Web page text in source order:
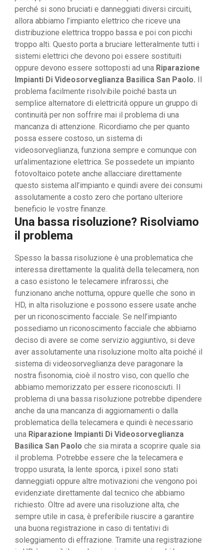
perché si sono bruciati e danneggiati diversi circuiti,
allora abbiamo l’impianto elettrico che riceve una
distribuzione elettrica troppo bassa e poi con picchi
troppo alti. Questo porta a bruciare letteralmente tutti i
sistemi elettrici che devono poi essere sostituiti
oppure devono essere sottoposti ad una Riparazione
Impianti Di Videosorveglianza Basilica San Paolo.
problema facilmente risolvibile poiché basta un
semplice alternatore di elettricità oppure un gruppo di
continuità per non soffrire mai il problema di una
mancanza di attenzione. Ricordiamo che per quanto
possa essere costoso, un sistema di
videosorveglianza, funziona sempre e comunque con
un’alimentazione elettrica. Se possedete un impianto
fotovoltaico potete anche allacciare direttamente
questo sistema all’impianto e quindi avere dei consumi
assolutamente a costo zero che portano ulteriore
beneficio le vostre finanze.
Una bassa risoluzione? Risolviamo
il problema
Spesso la bassa risoluzione è una problematica che
interessa direttamente la qualità della telecamera, non
a caso esistono le telecamere infrarossi, che
funzionano anche notturna, oppure quelle che sono in
HD, in alta risoluzione e possono essere usate anche
per un riconoscimento facciale. Se nell’impianto
possediamo un riconoscimento facciale che abbiamo
deciso di avere se come servizio aggiuntivo, si deve
aver assolutamente una risoluzione molto alta poiché il
sistema di videosorveglianza deve paragonare la
nostra fisonomia, cioè il nostro viso, con quello che
abbiamo memorizzato per essere riconosciuti. Il
problema di una bassa risoluzione potrebbe dipendere
anche da una mancanza di aggiornamenti o dalla
problematica della telecamera e quindi è necessario
una Riparazione Impianti Di Videosorveglianza
Basilica San Paolo che sia mirata a scoprire quale sia
il problema. Potrebbe essere che la telecamera e
troppo usurata, la lente sporca, i pixel sono stati
danneggiati oppure altre motivazioni che vengono poi
evidenziate direttamente dal tecnico che abbiamo
richiesto. Oltre ad avere una risoluzione alta, che
sempre utile in casa, è preferibile riuscire a garantire
una buona registrazione in caso di tentativi di
soleggiamento di effrazione. Tramite una registrazione